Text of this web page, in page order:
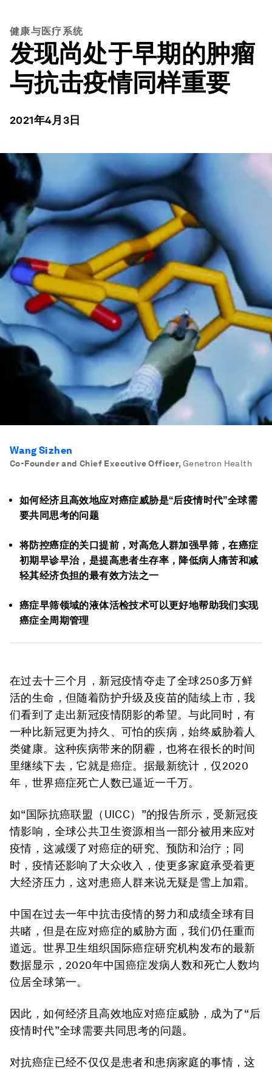
健康与医疗系统
发现尚处于早期的肿瘤
与抗击疫情同样重要
2021年4月3日
Wang Sizhen
Co-Founder and Chief Executive Officer, Genetron Health
如何经济且高效地应对癌症威胁是“后疫情时代”全球需
要共同思考的问题
将防控癌症的关口提前，对高危人群加强早筛，在癌症
初期早诊早治，是提高患者生存率，降低病人痛苦和减
轻其经济负担的最有效方法之一
癌症早筛领域的液体活检技术可以更好地帮助我们实现
癌症全周期管理
在过去十三个月，新冠疫情夺走了全球250多万鲜
活的生命，但随着防护升级及疫苗的陆续上市，我
们看到了走出新冠疫情阴影的希望。与此同时，有
一种比新冠更为持久、可怕的疾病，始终威胁着人
类健康。这种疾病带来的阴霾，也将在很长的时间
里继续下去，它就是癌症。据最新统计，仅2020
年，世界癌症死亡人数已逼近一千万。
如“国际抗癌联盟（UICC）”的报告所示，受新冠疫
情影响，全球公共卫生资源相当一部分被用来应对
疫情，这减缓了对癌症的研究、预防和治疗；同
时，疫情还影响了大众收入，使更多家庭承受着更
大经济压力，这对患癌人群来说无疑是雪上加霜。
中国在过去一年中抗击疫情的努力和成绩全球有目
共睹，但是在应对癌症的威胁方面，我们仍任重而
道远。世界卫生组织国际癌症研究机构发布的最新
数据显示，2020年中国癌症发病人数和死亡人数均
位居全球第一。
因此，如何经济且高效地应对癌症威胁，成为了“后
疫情时代”全球需要共同思考的问题。
对抗癌症已经不仅仅是患者和患病家庭的事情，这